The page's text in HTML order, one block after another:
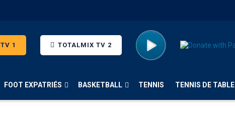
1 TOTALMIX TV 2
FOOT EXPATRIÉS BASKETBALL TENNIS TENNIS DE TABLE